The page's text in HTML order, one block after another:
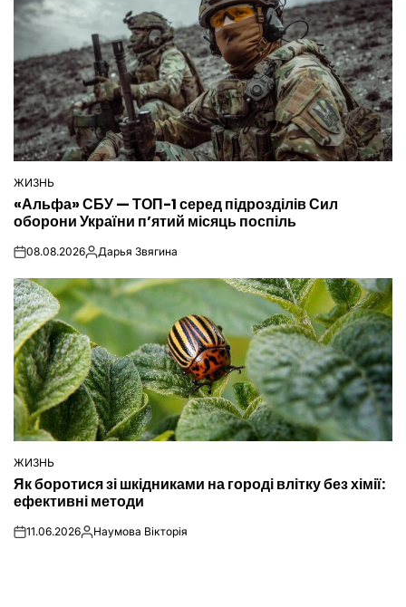
ОПУБЛІКУВАТИ
У
ЖИЗНЬ
«Альфа» СБУ — ТОП-1 серед підрозділів Сил
оборони України п’ятий місяць поспіль
on08.08.2026Опубліковано
Дарья Звягина
ОПУБЛІКУВАТИ
У
ЖИЗНЬ
Як боротися зі шкідниками на городі влітку без хімії:
ефективні методи
on11.06.2026Опубліковано
Наумова Вікторія